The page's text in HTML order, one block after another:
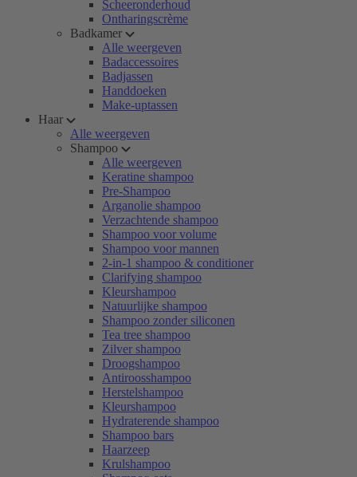
Scheeronderhoud
Ontharingscrème
Badkamer
Alle weergeven
Badaccessoires
Badjassen
Handdoeken
Make-uptassen
Haar
Alle weergeven
Shampoo
Alle weergeven
Keratine shampoo
Pre-Shampoo
Arganolie shampoo
Verzachtende shampoo
Shampoo voor volume
Shampoo voor mannen
2-in-1 shampoo & conditioner
Clarifying shampoo
Kleurshampoo
Natuurlijke shampoo
Shampoo zonder siliconen
Tea tree shampoo
Zilver shampoo
Droogshampoo
Antiroosshampoo
Herstelshampoo
Kleurshampoo
Hydraterende shampoo
Shampoo bars
Haarzeep
Krulshampoo